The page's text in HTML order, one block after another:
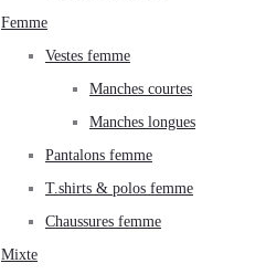
Femme
Vestes femme
Manches courtes
Manches longues
Pantalons femme
T.shirts & polos femme
Chaussures femme
Mixte